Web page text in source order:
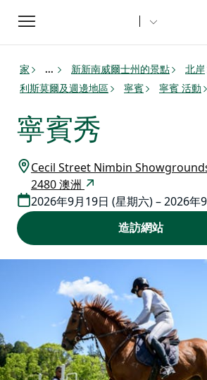
Toggle
navigation
家 ... 新新南威爾士州的景點
北岸
利斯莫爾及週邊地區
寧賓 寧賓 活動
寧賓秀
Cecil Street Nimbin
2480 澳洲
2026年9月19日 (星期六) – 2026年
造訪網站